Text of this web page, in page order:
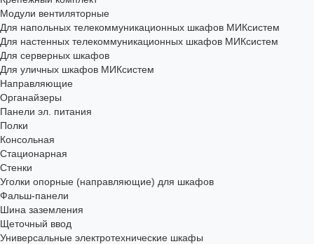
Модули вентиляторные
Для напольных телекоммуникационных шкафов МИКсистем
Для настенных телекоммуникационных шкафов МИКсистем
Для серверных шкафов
Для уличных шкафов МИКсистем
Направляющие
Органайзеры
Панели эл. питания
Полки
Консольная
Стационарная
Стенки
Уголки опорные (направляющие) для шкафов
Фальш-панели
Шина заземления
Щеточный ввод
Универсальные электротехнические шкафы